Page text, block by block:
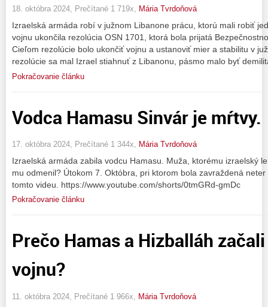
18. októbra 2024, Prečítané 1 719x, Mária Tvrdoňová
Izraelská armáda robí v južnom Libanone prácu, ktorú mali robiť
vojnu ukončila rezolúcia OSN 1701, ktorá bola prijatá
Cieľom rezolúcie bolo ukončiť vojnu a ustanoviť mier a stabilitu v
rezolúcie sa mal Izrael stiahnuť z Libanonu, pásmo malo byť
Pokračovanie článku
Vodca Hamasu Sinvár je mŕtvy.
17. októbra 2024, Prečítané 1 344x, Mária Tvrdoňová
Izraelská armáda zabila vodcu Hamasu. Muža, ktorému izraelský
mu odmenil? Útokom 7. Októbra, pri ktorom bola zavraždená
tomto videu. https://www.youtube.com/shorts/0tmGRd-gmDc
Pokračovanie článku
Prečo Hamas a Hizballáh
vojnu?
11. októbra 2024, Prečítané 1 966x, Mária Tvrdoňová